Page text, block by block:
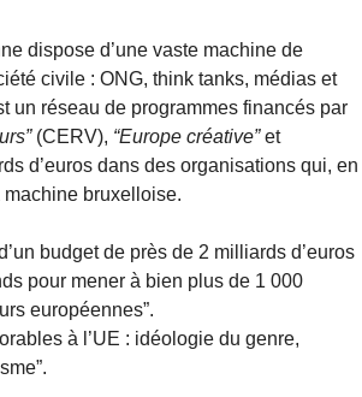
dispose d’une vaste machine de
civile : ONG, think tanks, médias et
un réseau de programmes financés par
(CERV), “Europe créative”et
d’euros dans des organisations qui, en
machine bruxelloise.
budget de près de 2 milliards d’euros
pour mener à bien plus de 1 000
européennes”.
à l’UE : idéologie du genre,